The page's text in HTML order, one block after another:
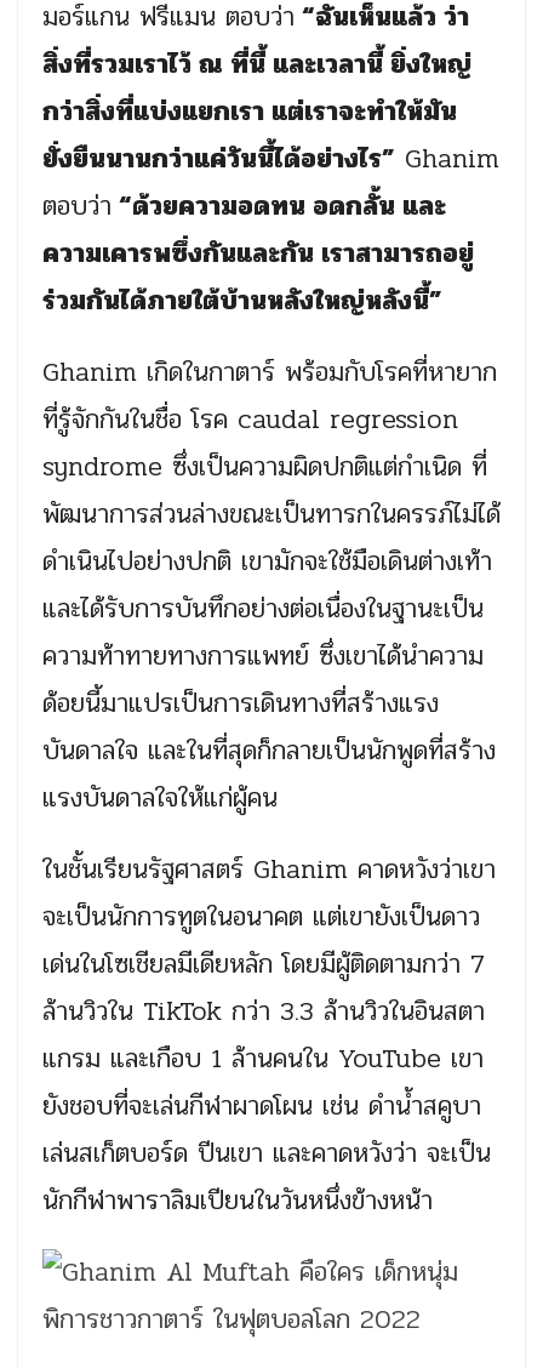
มอร์แกน ฟรีแมน ตอบว่า “ฉันเห็นแล้ว ว่า
สิ่งที่รวมเราไว้ ณ ที่นี้ และเวลานี้ ยิ่งใหญ่
กว่าสิ่งที่แบ่งแยกเรา แต่เราจะทำให้มัน
ยั่งยืนนานกว่าแค่วันนี้ได้อย่างไร” Ghanim
ตอบว่า “ด้วยความอดทน อดกลั้น และ
ความเคารพซึ่งกันและกัน เราสามารถอยู่
ร่วมกันได้ภายใต้บ้านหลังใหญ่หลังนี้”
Ghanim เกิดในกาตาร์ พร้อมกับโรคที่หายาก
ที่รู้จักกันในชื่อ โรค caudal regression
syndrome ซึ่งเป็นความผิดปกติแต่กำเนิด ที่
พัฒนาการส่วนล่างขณะเป็นทารกในครรภ์ไม่ได้
ดำเนินไปอย่างปกติ เขามักจะใช้มือเดินต่างเท้า
และได้รับการบันทึกอย่างต่อเนื่องในฐานะเป็น
ความท้าทายทางการแพทย์ ซึ่งเขาได้นำความ
ด้อยนี้มาแปรเป็นการเดินทางที่สร้างแรง
บันดาลใจ และในที่สุดก็กลายเป็นนักพูดที่สร้าง
แรงบันดาลใจให้แก่ผู้คน
ในชั้นเรียนรัฐศาสตร์ Ghanim คาดหวังว่าเขา
จะเป็นนักการทูตในอนาคต แต่เขายังเป็นดาว
เด่นในโซเชียลมีเดียหลัก โดยมีผู้ติดตามกว่า 7
ล้านวิวใน TikTok กว่า 3.3 ล้านวิวในอินสตา
แกรม และเกือบ 1 ล้านคนใน YouTube เขา
ยังชอบที่จะเล่นกีฬาผาดโผน เช่น ดำน้ำสคูบา
เล่นสเก็ตบอร์ด ปีนเขา และคาดหวังว่า จะเป็น
นักกีฬาพาราลิมเปียนในวันหนึ่งข้างหน้า